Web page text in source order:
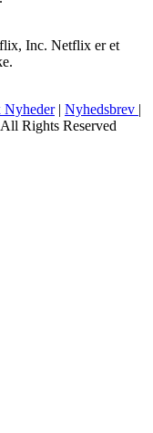
Inc. Netflix er et
| Nyhedsbrev |
All Rights Reserved